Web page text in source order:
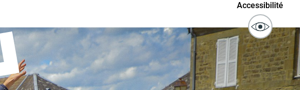
Accessibilité
ACCEO - Accessibilité des
Guichet numérique des